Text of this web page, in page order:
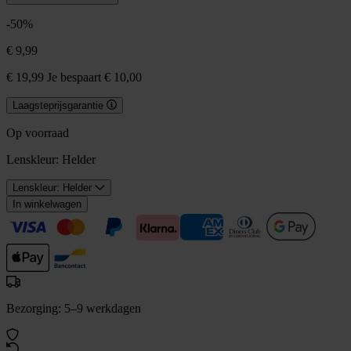
-50%
€ 9,99
€ 19,99 Je bespaart € 10,00
Laagsteprijsgarantie
Op voorraad
Lenskleur: Helder
Lenskleur: Helder
In winkelwagen
Bezorging: 5–9 werkdagen